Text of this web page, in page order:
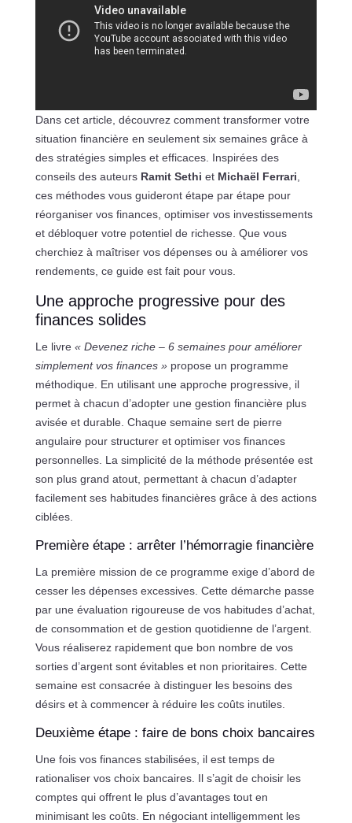
Dans cet article, découvrez comment transformer votre
situation financière en seulement six semaines grâce à
des stratégies simples et efficaces. Inspirées des
conseils des auteurs Ramit Sethi et Michaël Ferrari
ces méthodes vous guideront étape par étape pour
réorganiser vos finances, optimiser vos investissements
et débloquer votre potentiel de richesse. Que vous
cherchiez à maîtriser vos dépenses ou à améliorer vos
rendements, ce guide est fait pour vous.
Une approche progressive pour des
finances solides
Le livre « Devenez riche – 6 semaines pour améliorer
simplement vos finances »propose un programme
méthodique. En utilisant une approche progressive, il
permet à chacun d’adopter une gestion financière plus
avisée et durable. Chaque semaine sert de pierre
angulaire pour structurer et optimiser vos finances
personnelles. La simplicité de la méthode présentée est
son plus grand atout, permettant à chacun d’adapter
facilement ses habitudes financières grâce à des actions
ciblées.
Première étape : arrêter l’hémorragie financière
La première mission de ce programme exige d’abord de
cesser les dépenses excessives. Cette démarche passe
par une évaluation rigoureuse de vos habitudes d’achat,
de consommation et de gestion quotidienne de l’argent.
Vous réaliserez rapidement que bon nombre de vos
sorties d’argent sont évitables et non prioritaires. Cette
semaine est consacrée à distinguer les besoins des
désirs et à commencer à réduire les coûts inutiles.
Deuxième étape : faire de bons choix bancaires
Une fois vos finances stabilisées, il est temps de
rationaliser vos choix bancaires. Il s’agit de choisir les
comptes qui offrent le plus d’avantages tout en
minimisant les coûts. En négociant intelligemment les